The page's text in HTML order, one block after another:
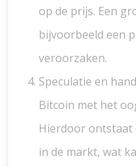
op de prijs. Een
bijvoorbeeld een
veroorzaken.
Speculatie en
Bitcoin met het
Hierdoor ontstaat
in de markt, wat